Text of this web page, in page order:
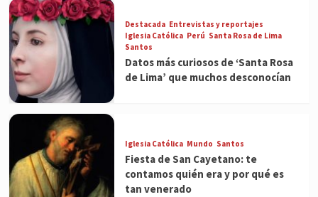
Destacada Entrevistas y reportajes
Iglesia Católica Perú Santa Rosa de Lima
Santos
Datos más curiosos de ‘Santa Rosa
de Lima’ que muchos desconocían
Iglesia Católica Mundo Santos
Fiesta de San Cayetano: te
contamos quién era y por qué es
tan venerado